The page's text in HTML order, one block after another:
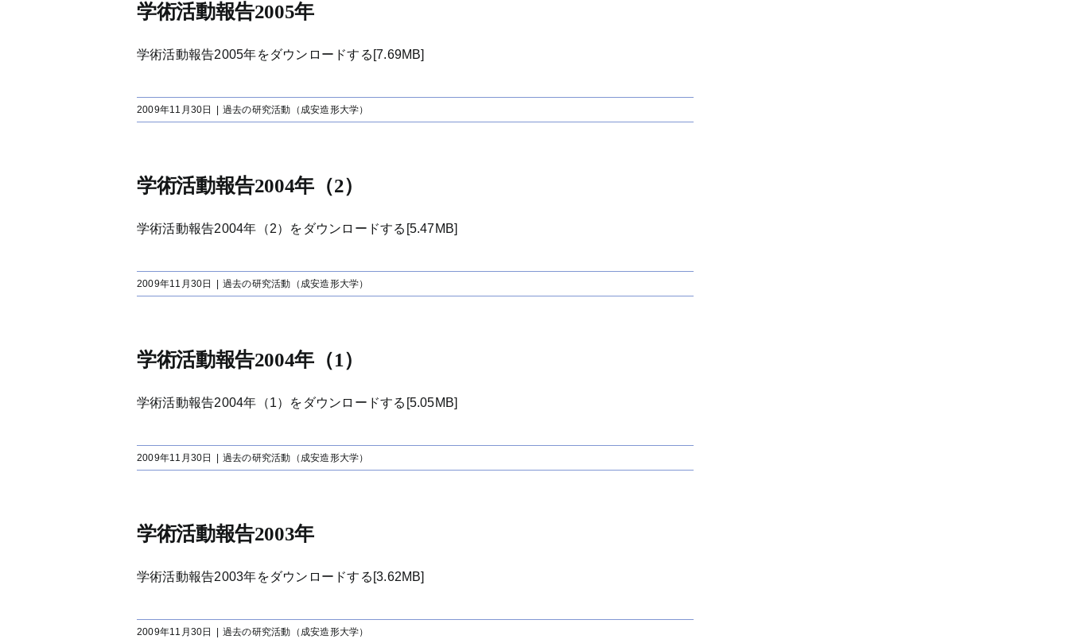
学術活動報告2005年
学術活動報告2005年をダウンロードする[7.69MB]
2009年11月30日 過去の研究活動（成安造形大学）
学術活動報告2004年（2）
学術活動報告2004年（2）をダウンロードする[5.47MB]
2009年11月30日 過去の研究活動（成安造形大学）
学術活動報告2004年（1）
学術活動報告2004年（1）をダウンロードする[5.05MB]
2009年11月30日 過去の研究活動（成安造形大学）
学術活動報告2003年
学術活動報告2003年をダウンロードする[3.62MB]
2009年11月30日 過去の研究活動（成安造形大学）